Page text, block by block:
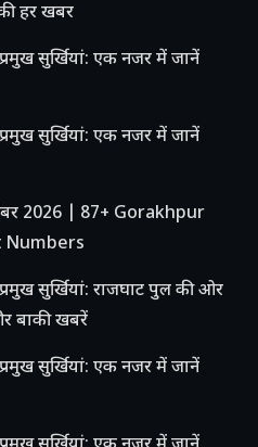
हर खबर
सुर्खियां: एक नजर में जानें
सुर्खियां: एक नजर में जानें
2026 | 87+ Gorakhpur
Numbers
सुर्खियां: राजघाट पुल की ओर
बाकी खबरें
सुर्खियां: एक नजर में जानें